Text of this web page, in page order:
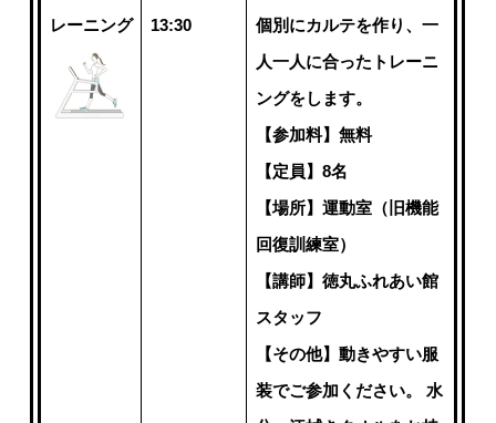
レーニング
13:30
個別にカルテを作り、一
人一人に合ったトレーニ
ングをします。
【参加料】無料
【定員】8名
【場所】運動室（旧機能
回復訓練室）
【講師】徳丸ふれあい館
スタッフ
【その他】動きやすい服
装でご参加ください。 水